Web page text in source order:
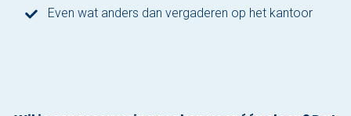
Algemene voorwaarden
Even wat anders dan vergaderen op het kantoor